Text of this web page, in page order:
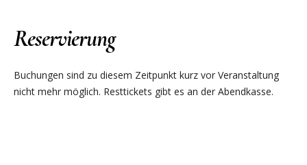
Reservierung
Buchungen sind zu diesem Zeitpunkt kurz vor Veranstaltung
nicht mehr möglich. Resttickets gibt es an der Abendkasse.